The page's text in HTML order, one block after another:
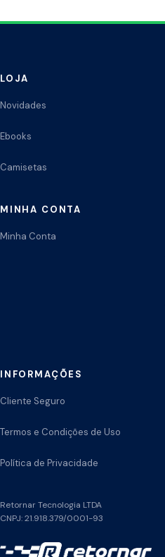
LOJA
Novidades
Ebooks
Camisetas
MINHA CONTA
Minha Conta
INFORMAÇÕES
Cliente Seguro
Termos e Condições de Uso
Política de Privacidade
Retornar Tecnologia LTDA
CNPJ: 21.918.379/0001-93